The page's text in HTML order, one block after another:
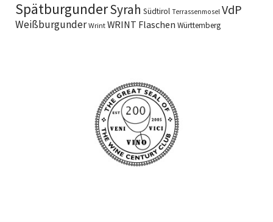
SpätburgunderSyrah Südtirol Terrassenmosel VdP
Weißburgunder Wrint WRINT Flaschen Württemberg